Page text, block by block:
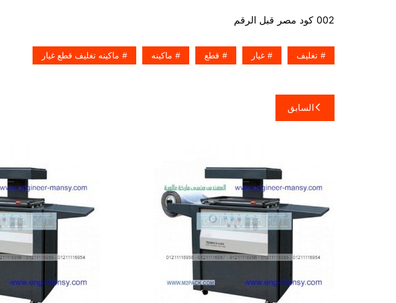
002 كود مصر قبل الرقم
تغليف غيار قطع ماكينه ماكينه تغليف قطع غيار
تصفّح
المقالات
السابق